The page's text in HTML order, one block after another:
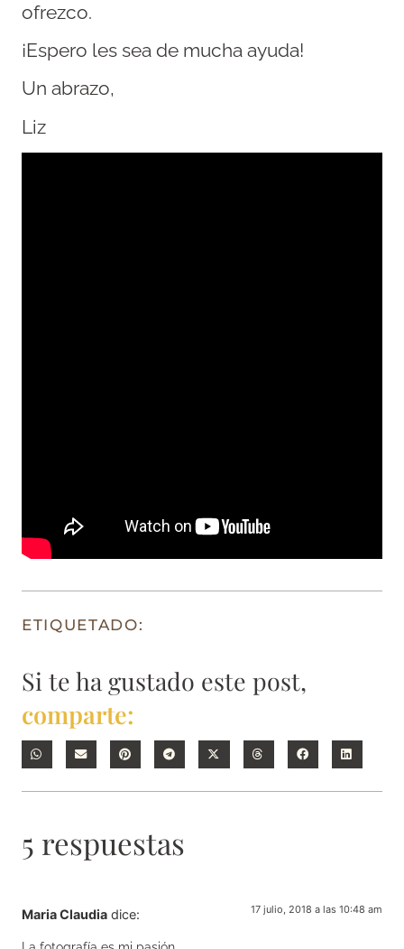
ofrezco.
¡Espero les sea de mucha ayuda!
Un abrazo,
Liz
ETIQUETADO:
Si te ha gustado este post,
comparte:
5 respuestas
Maria Claudia dice: 17 julio, 2018 a las 10:48 am